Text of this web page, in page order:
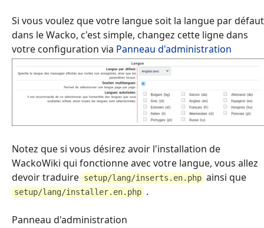
Si vous voulez que votre langue soit la langue par défaut
dans le Wacko, c'est simple, changez cette ligne dans
votre configuration via Panneau d'administration
Notez que si vous désirez avoir l'installation de
WackoWiki qui fonctionne avec votre langue, vous allez
devoir traduire setup/lang/inserts.en.php ainsi que
setup/lang/installer.en.php .
Panneau d'administration